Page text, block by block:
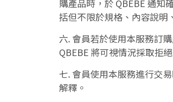
購產品時，於 QBEBE 通知
括但不限於規格、內容說明
六. 會員若於使用本服務訂
QBEBE 將可視情況採取拒
七. 會員使用本服務進行交
解釋。